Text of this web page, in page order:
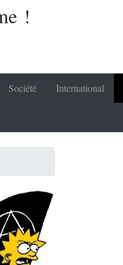
!
Société International